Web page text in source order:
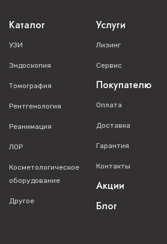
Каталог
УЗИ
Эндоскопия
Томография
Рентгенология
Реанимация
ЛОР
Косметологическое
оборудование
Другое
Услуги
Лизинг
Сервис
Покупателю
Оплата
Доставка
Гарантия
Контакты
Акции
Блог